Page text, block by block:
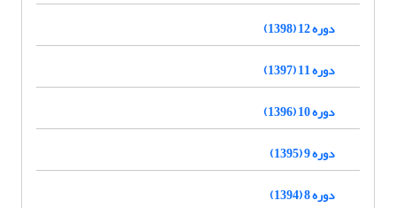
دوره 12 (1398)
دوره 11 (1397)
دوره 10 (1396)
دوره 9 (1395)
دوره 8 (1394)